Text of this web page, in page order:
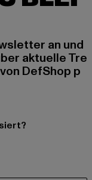
an und
aktuelle Tre
DefShop p